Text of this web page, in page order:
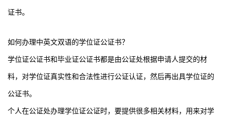
证书。
如何办理中英文双语的学位证公证书？
学位证公证书和毕业证公证书都是由公证处根据申请人提交的材
料，对学位证真实性和合法性进行公证认证，然后再出具学位证的
公证书。
个人在公证处办理学位证公证时，要提供很多相关材料，用来对学